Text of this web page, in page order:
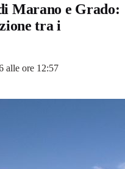
Marano e Grado:
tra i
alle ore 12:57